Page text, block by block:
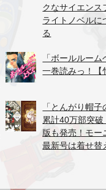
クなサイエンス
ライトノベルに
る
「ボールルーム
一巻読みっ！【
「とんがり帽子
累計40万部突
版も発売！モー
最新号は着せ替